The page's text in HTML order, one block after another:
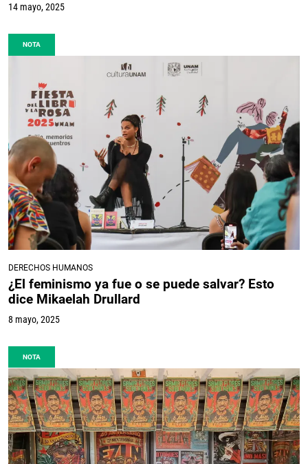
14 mayo, 2025
NOTA
DERECHOS HUMANOS
¿El feminismo ya fue o se puede salvar? Esto
dice Mikaelah Drullard
8 mayo, 2025
NOTA